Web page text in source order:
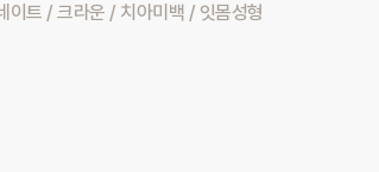
이트 / 크라운 / 치아미백 / 잇몸성형